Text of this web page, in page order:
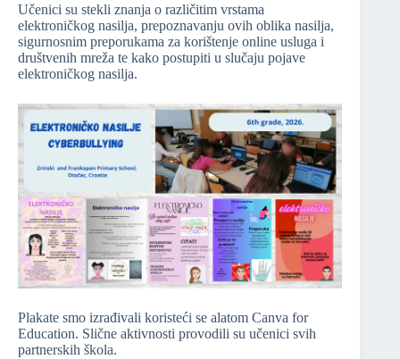
Učenici su stekli znanja o različitim vrstama
elektroničkog nasilja, prepoznavanju ovih oblika nasilja,
sigurnosnim preporukama za korištenje online usluga i
društvenih mreža te kako postupiti u slučaju pojave
elektroničkog nasilja.
Plakate smo izrađivali koristeći se alatom Canva for
Education. Slične aktivnosti provodili su učenici svih
partnerskih škola.